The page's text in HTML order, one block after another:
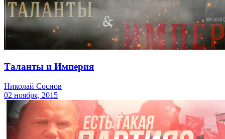
Таланты и Империя
Николай Соснов
02 ноября, 2015